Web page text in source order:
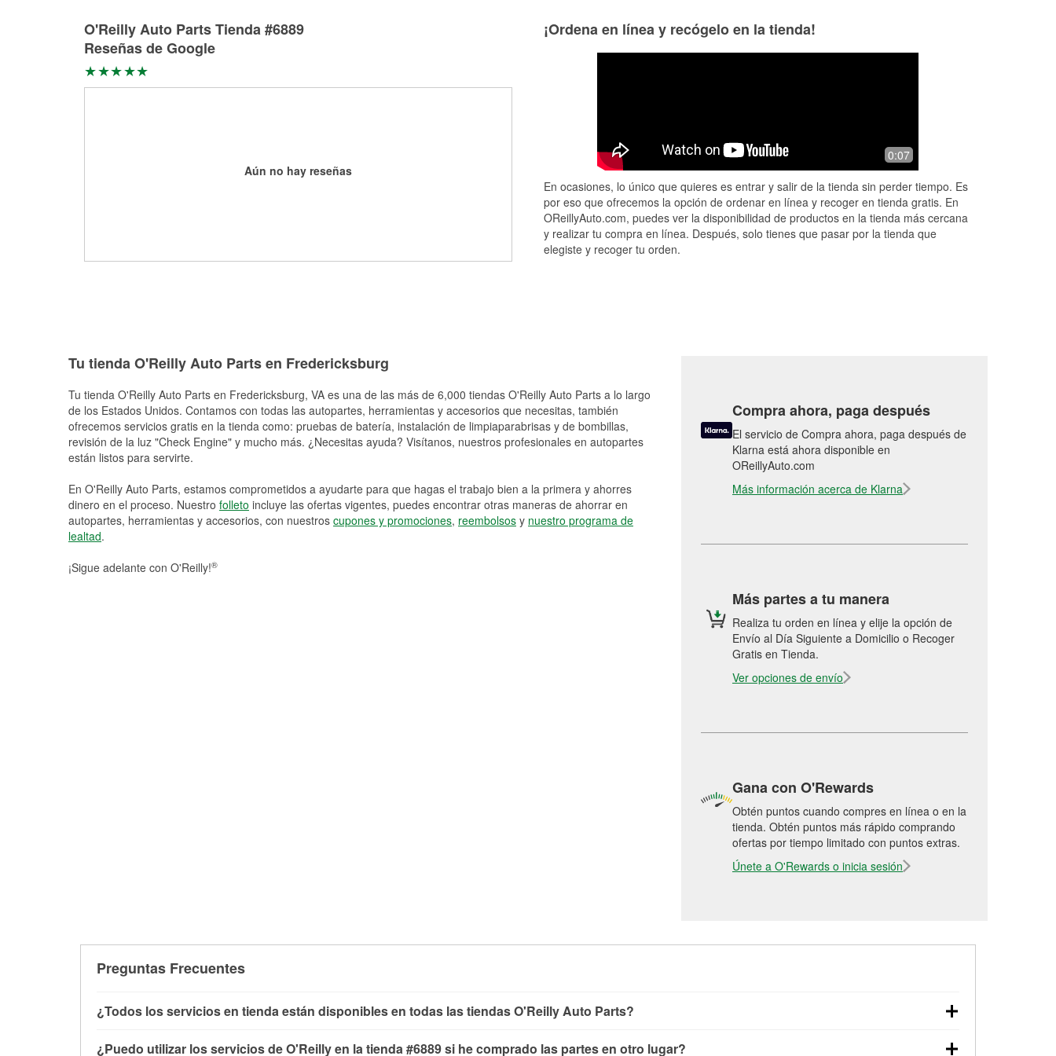
O'Reilly Auto Parts Tienda #6889
Reseñas de Google
Aún no hay reseñas
¡Ordena en línea y recógelo en la tienda!
0:07
En ocasiones, lo único que quieres es entrar y salir de la tienda sin perder tiempo. Es
por eso que ofrecemos la opción de ordenar en línea y recoger en tienda gratis. En
OReillyAuto.com, puedes ver la disponibilidad de productos en la tienda más cercana
y realizar tu compra en línea. Después, solo tienes que pasar por la tienda que
elegiste y recoger tu orden.
Tu tienda O'Reilly Auto Parts en Fredericksburg
Tu tienda O'Reilly Auto Parts en Fredericksburg, VA es una de las más de 6,000 tiendas O'Reilly Auto Parts a lo largo
de los Estados Unidos. Contamos con todas las autopartes, herramientas y accesorios que necesitas, también
ofrecemos servicios gratis en la tienda como: pruebas de batería, instalación de limpiaparabrisas y de bombillas,
revisión de la luz "Check Engine" y mucho más. ¿Necesitas ayuda? Visítanos, nuestros profesionales en autopartes
están listos para servirte.
En O'Reilly Auto Parts, estamos comprometidos a ayudarte para que hagas el trabajo bien a la primera y ahorres
dinero en el proceso. Nuestro folleto incluye las ofertas vigentes, puedes encontrar otras maneras de ahorrar en
autopartes, herramientas y accesorios, con nuestros cupones y promociones, reembolsos y nuestro programa de
lealtad.
¡Sigue adelante con O'Reilly!®
Compra ahora, paga después
El servicio de Compra ahora, paga después de
Klarna está ahora disponible en
OReillyAuto.com
Más información acerca de Klarna
Más partes a tu manera
Realiza tu orden en línea y elije la opción de
Envío al Día Siguiente a Domicilio o Recoger
Gratis en Tienda.
Ver opciones de envío
Gana con O'Rewards
Obtén puntos cuando compres en línea o en la
tienda. Obtén puntos más rápido comprando
ofertas por tiempo limitado con puntos extras.
Únete a O'Rewards o inicia sesión
Preguntas Frecuentes
¿Todos los servicios en tienda están disponibles en todas las tiendas O'Reilly Auto Parts?
¿Puedo utilizar los servicios de O'Reilly en la tienda #6889 si he comprado las partes en otro lugar?